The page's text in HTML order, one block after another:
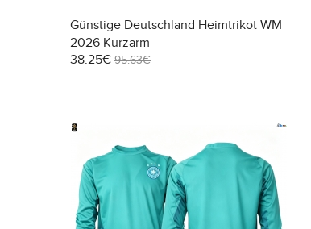
Günstige Deutschland Heimtrikot WM
2026 Kurzarm
38.25€ 95.63€